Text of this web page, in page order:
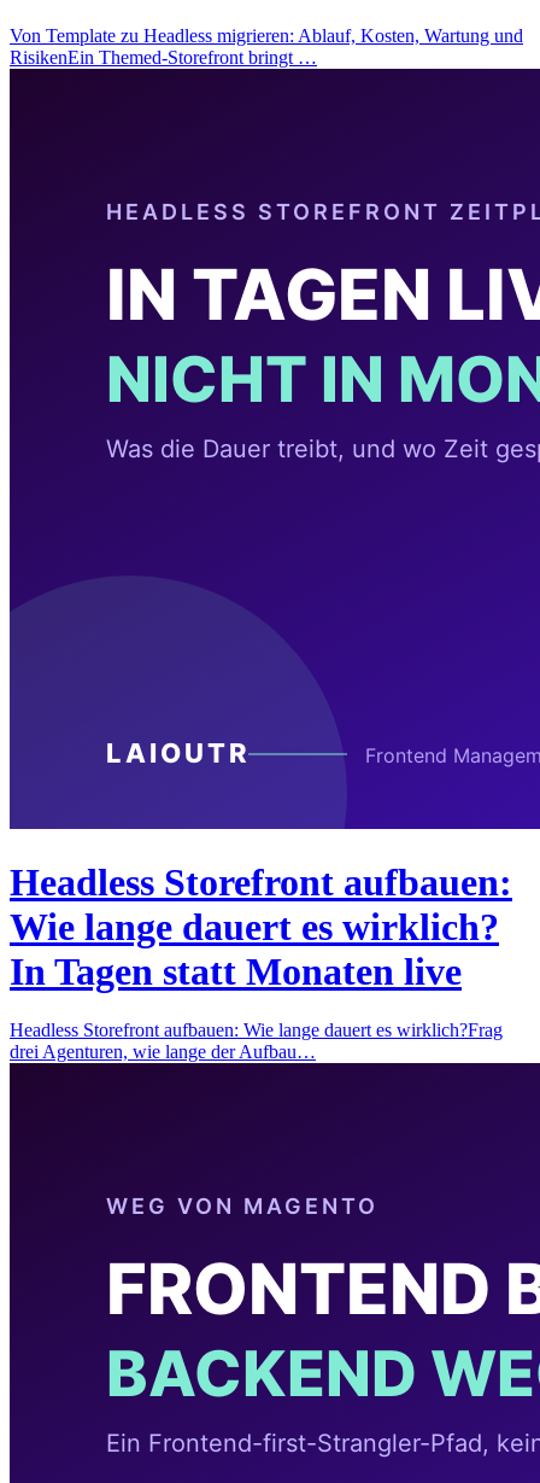
Von Template zu Headless migrieren: Ablauf, Kosten, Wartung und
RisikenEin Themed-Storefront bringt …
Headless Storefront aufbauen:
Wie lange dauert es wirklich?
In Tagen statt Monaten live
Headless Storefront aufbauen: Wie lange dauert es wirklich?Frag
drei Agenturen, wie lange der Aufbau…